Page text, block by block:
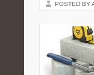
POSTED BY